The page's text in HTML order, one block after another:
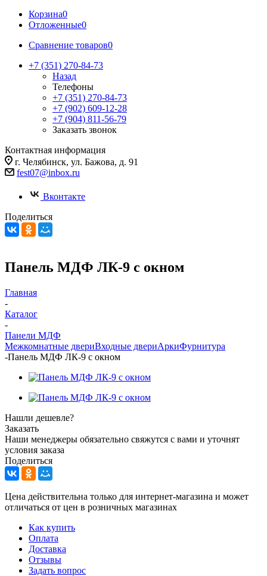
Корзина0
Отложенные0
Сравнение товаров0
+7 (351) 270-84-73
Назад
Телефоны
+7 (351) 270-84-73
+7 (902) 609-12-28
+7 (904) 811-56-79
Заказать звонок
Контактная информация
г. Челябинск, ул. Бажова, д. 91
fest07@inbox.ru
Вконтакте
Поделиться
Панель МДФ ЛК-9 с окном
Главная
-
Каталог
-
Панели МДФ
Межкомнатные двериВходные двериАркиФурнитура
-Панель МДФ ЛК-9 с окном
Нашли дешевле?
Заказать
Наши менеджеры обязательно свяжутся с вами и уточнят
условия заказа
Поделиться
Цена действительна только для интернет-магазина и может
отличаться от цен в розничных магазинах
Как купить
Оплата
Доставка
Отзывы
Задать вопрос